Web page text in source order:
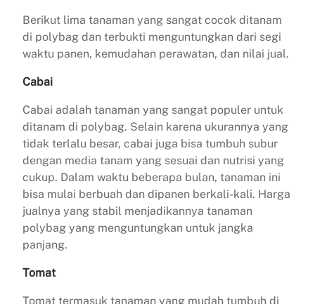
Berikut lima tanaman yang sangat cocok ditanam
di polybag dan terbukti menguntungkan dari segi
waktu panen, kemudahan perawatan, dan nilai jual.
Cabai
Cabai adalah tanaman yang sangat populer untuk
ditanam di polybag. Selain karena ukurannya yang
tidak terlalu besar, cabai juga bisa tumbuh subur
dengan media tanam yang sesuai dan nutrisi yang
cukup. Dalam waktu beberapa bulan, tanaman ini
bisa mulai berbuah dan dipanen berkali-kali. Harga
jualnya yang stabil menjadikannya tanaman
polybag yang menguntungkan untuk jangka
panjang.
Tomat
Tomat termasuk tanaman yang mudah tumbuh di